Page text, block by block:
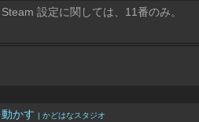
設定に関しては、11番のみ。
かす | かどはなスタジオ